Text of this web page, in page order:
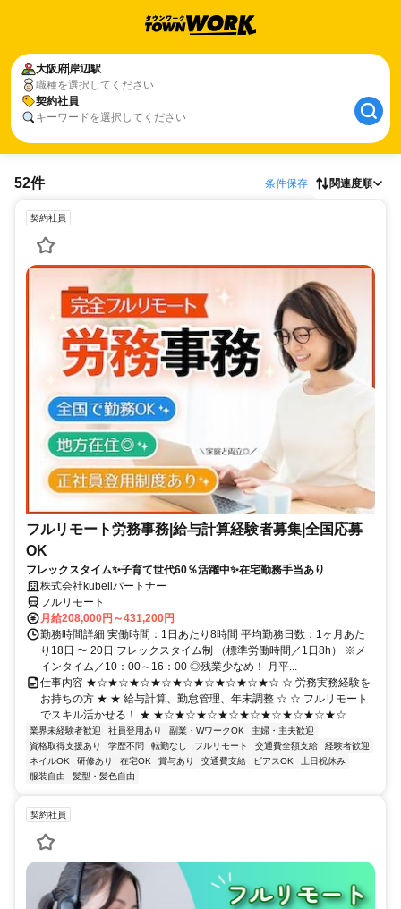
大阪府岸辺駅
職種を選択してください
契約社員
キーワードを選択してください
52件 条件保存 関連度順
契約社員
フルリモート労務事務|給与計算経験者募集|全国応募
OK
フレックスタイム✨子育て世代60％活躍中✨在宅勤務手当あり
株式会社kubellパートナー
フルリモート
月給208,000円～431,200円
勤務時間詳細 実働時間：1日あたり8時間 平均勤務日数：1ヶ月あた
り18日 〜 20日 フレックスタイム制 （標準労働時間／1日8h） ※メ
インタイム／10：00～16：00 ◎残業少なめ！ 月平...
仕事内容 ★☆★☆★☆★☆★☆★☆★☆★☆★☆ ☆ 労務実務経験を
お持ちの方 ★ ★ 給与計算、勤怠管理、年末調整 ☆ ☆ フルリモート
でスキル活かせる！ ★ ★☆★☆★☆★☆★☆★☆★☆★☆★☆ ...
業界未経験者歓迎 社員登用あり 副業・WワークOK
主婦・主夫歓迎
資格取得支援あり
学歴不問 転勤なし フルリモート 交通費全額支給
経験者歓迎
ネイルOK
研修あり 在宅OK 賞与あり 交通費支給 ピアスOK
土日祝休み
服装自由
髪型・髪色自由
契約社員